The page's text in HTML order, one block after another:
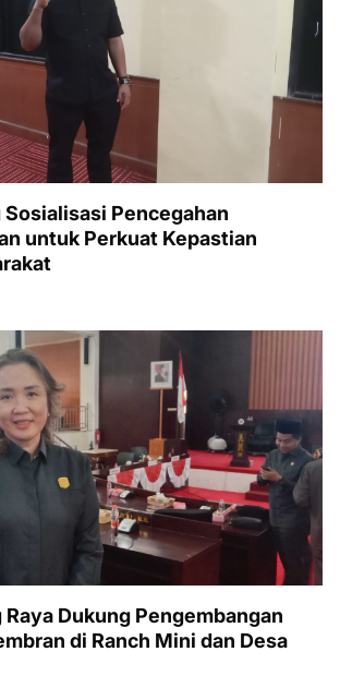
Pencegahan
untuk Perkuat Kepastian
Raya Dukung Pengembangan
di Ranch Mini dan Desa